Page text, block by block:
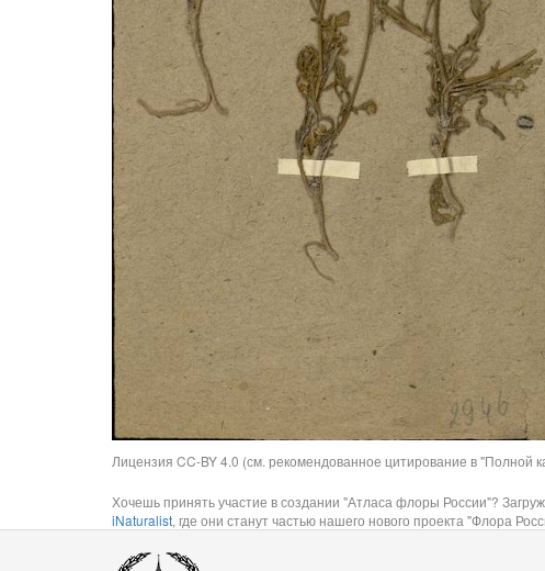
Лицензия CC-BY 4.0 (см. рекомендованное цитирование в "Полной
Хочешь принять участие в создании "Атласа флоры России"?
iNaturalist, где они станут частью нашего нового проекта "Флора